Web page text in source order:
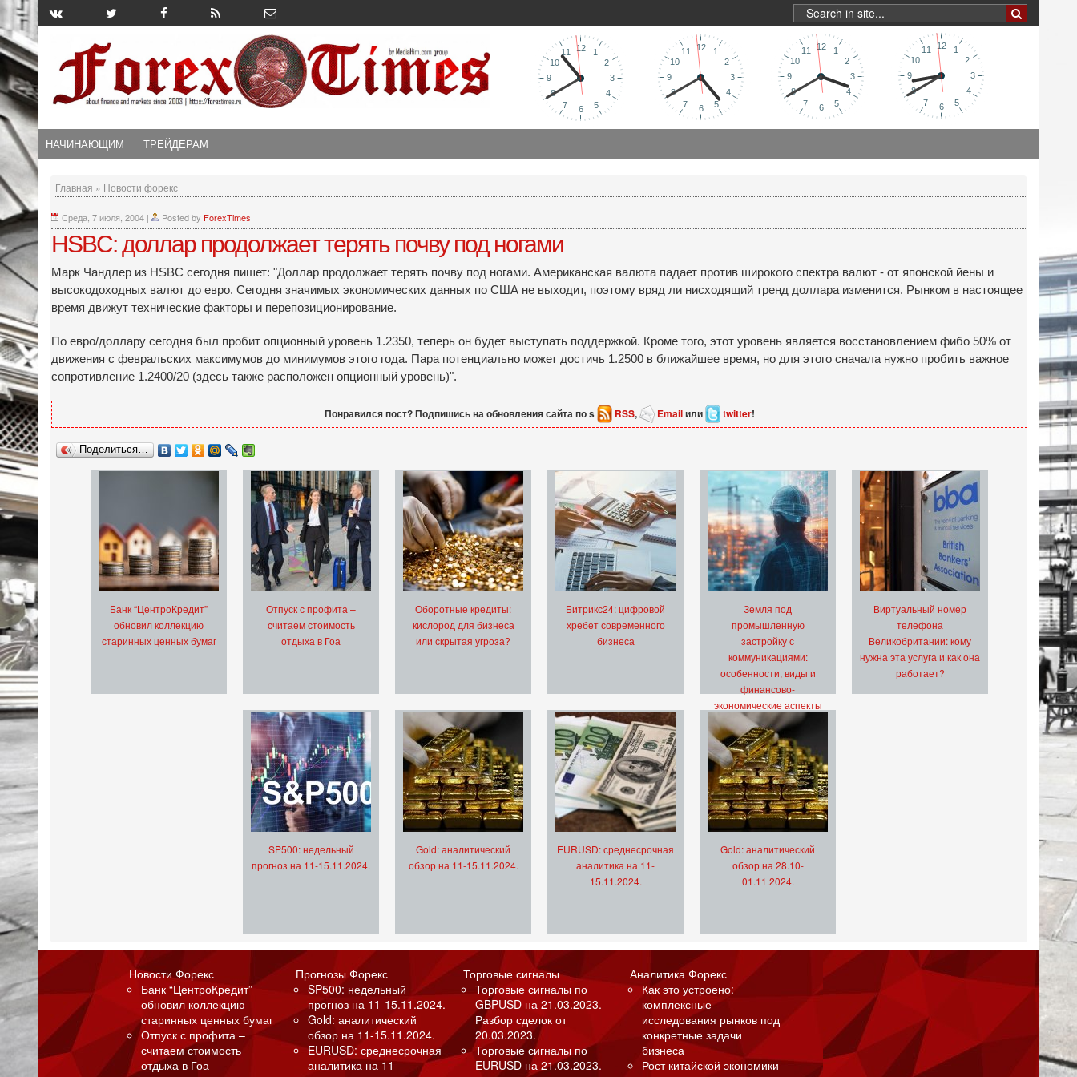
НАЧИНАЮЩИМ ТРЕЙДЕРАМ
Главная » Новости форекс
Среда, 7 июля, 2004 | Posted by ForexTimes
HSBC: доллар продолжает терять почву под ногами
Марк Чандлер из HSBC сегодня пишет: "Доллар продолжает терять почву под ногами. Американская валюта падает против широкого спектра валют - от японской йены и
высокодоходных валют до евро. Сегодня значимых экономических данных по США не выходит, поэтому вряд ли нисходящий тренд доллара изменится. Рынком в настоящее
время движут технические факторы и перепозиционирование.
По евро/доллару сегодня был пробит опционный уровень 1.2350, теперь он будет выступать поддержкой. Кроме того, этот уровень является восстановлением фибо 50% от
движения с февральских максимумов до минимумов этого года. Пара потенциально может достичь 1.2500 в ближайшее время, но для этого сначала нужно пробить важное
сопротивление 1.2400/20 (здесь также расположен опционный уровень)".
Понравился пост? Подпишись на обновления сайта по s RSS, Emailили twitter!
Поделиться…
Банк “ЦентроКредит”
обновил коллекцию
старинных ценных бумаг
Отпуск с профита –
считаем стоимость
отдыха в Гоа
Оборотные кредиты:
кислород для бизнеса
или скрытая угроза?
Битрикс24: цифровой
хребет современного
бизнеса
Земля под
промышленную
застройку с
коммуникациями:
особенности, виды и
финансово-
экономические аспекты
Виртуальный номер
телефона
Великобритании: кому
нужна эта услуга и как она
работает?
SP500: недельный
прогноз на 11-15.11.2024.
Gold: аналитический
обзор на 11-15.11.2024.
EURUSD: среднесрочная
аналитика на 11-
15.11.2024.
Gold: аналитический
обзор на 28.10-
01.11.2024.
Новости Форекс
Банк “ЦентроКредит”
обновил коллекцию
старинных ценных бумаг
Отпуск с профита –
считаем стоимость
отдыха в Гоа
Прогнозы Форекс
SP500: недельный
прогноз на 11-15.11.2024.
Gold: аналитический
обзор на 11-15.11.2024.
EURUSD: среднесрочная
аналитика на 11-
Торговые сигналы
Торговые сигналы по
GBPUSD на 21.03.2023.
Разбор сделок от
20.03.2023.
Торговые сигналы по
EURUSD на 21.03.2023.
Аналитика Форекс
Как это устроено:
комплексные
исследования рынков под
конкретные задачи
бизнеса
Рост китайской экономики